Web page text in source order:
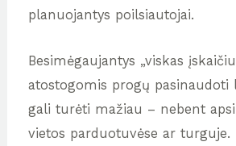
planuojantys poilsiautojai.
Besimėgaujantys „viskas
atostogomis progų
gali turėti mažiau – nebent
vietos parduotuvėse ar turguje.